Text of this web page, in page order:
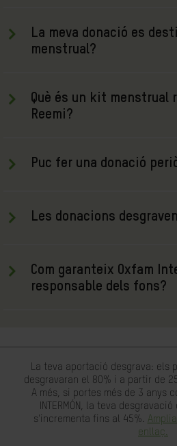
La meva donació es
menstrual?
Què és un kit menstrual
Reemi?
Puc fer una donació
Les donacions
Com garanteix Oxfam
responsable dels fons?
La teva aportació desgrava: els
desgravaran el 80% i a partir de
A més, si portes més de 3 anys
INTERMÓN, la teva
s'incrementa fins al 45%.
enllaç.